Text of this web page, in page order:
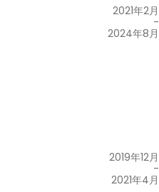
2021年2月
-
2024年8月
2019年12月
-
2021年4月